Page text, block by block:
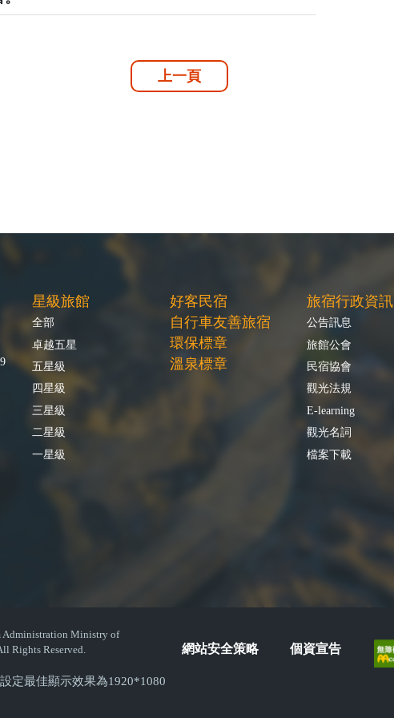
上一頁
星級旅館
全部
卓越五星
五星級
四星級
三星級
二星級
一星級
好客民宿
自行車友善旅宿
環保標章
溫泉標章
旅宿行政資訊
公告訊息
旅館公會
民宿協會
觀光法規
E-learning
觀光名詞
檔案下載
Ministry of
Rights Reserved.
定最佳顯示效果為1920*1080
網站安全策略 個資宣告